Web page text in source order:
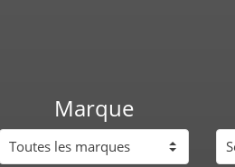
Marque